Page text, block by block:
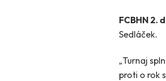
FCBHN 2.
Sedláček.
„Turnaj
proti o rok